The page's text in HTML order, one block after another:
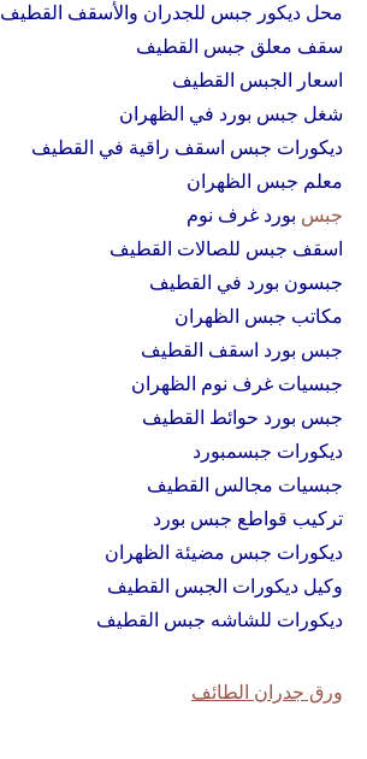
محل ديكور جبس للجدران والأسقف القطيف
سقف معلق جبس القطيف
اسعار الجبس القطيف
شغل جبس بورد في الظهران
ديكورات جبس اسقف راقية في القطيف
معلم جبس الظهران
جبس بورد غرف نوم
اسقف جبس للصالات القطيف
جبسون بورد في القطيف
مكاتب جبس الظهران
جبس بورد اسقف القطيف
جبسيات غرف نوم الظهران
جبس بورد حوائط القطيف
ديكورات جبسمبورد
جبسيات مجالس القطيف
تركيب قواطع جبس بورد
ديكورات جبس مضيئة الظهران
وكيل ديكورات الجبس القطيف
ديكورات للشاشه جبس القطيف
ورق جدران الطائف